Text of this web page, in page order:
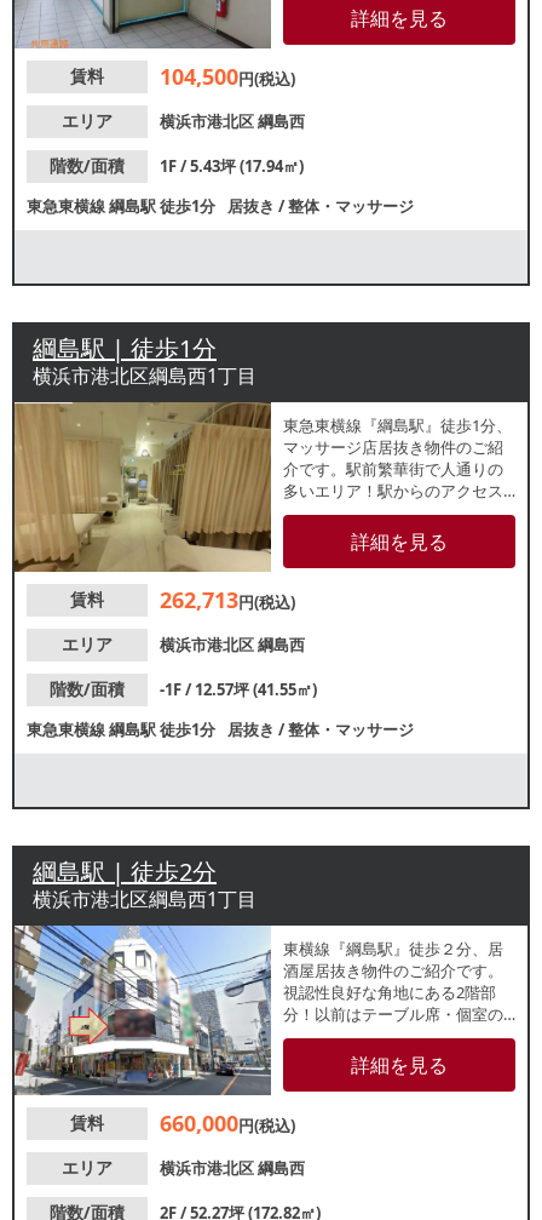
す。営業時間は9時から21時まで
の制限がございます。諸条件
い。
詳細を見る
賃料 104,500円(税込)
エリア
横浜市港北区綱島西
階数/面積
1F / 5.43坪 (17.94㎡)
東急東横線綱島駅徒歩1分 居抜き /整体・マッサージ
綱島駅 | 徒歩1分
横浜市港北区綱島西1丁目
東急東横線『綱島駅』徒歩1分、
マッサージ店居抜き物件のご紹
介です。駅前繁華街で人通りの
多いエリア！駅からのアクセス
良好でリピーター獲得が期待で
きます。飲食店の他、クリニッ
クや美容系サロンのご相談も可
相談も可能ですのでお気軽にお
詳細を見る
賃料 262,713円(税込)
エリア
横浜市港北区綱島西
階数/面積
-1F / 12.57坪 (41.55㎡)
東急東横線綱島駅徒歩1分 居抜き /整体・マッサージ
綱島駅 | 徒歩2分
横浜市港北区綱島西1丁目
東横線『綱島駅』徒歩２分、居
酒屋居抜き物件のご紹介です。
視認性良好な角地にある2階部
分！以前はテーブル席・個室の
ある全80席のレイアウトで使用
されていました。詳細、ご不明
点等はお気軽にレスタンダード
詳細を見る
賃料 660,000円(税込)
エリア
横浜市港北区綱島西
階数/面積
2F / 52.27坪 (172.82㎡)